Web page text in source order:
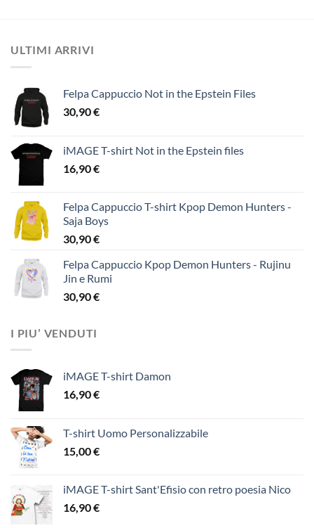
ULTIMI ARRIVI
Felpa Cappuccio Not in the Epstein Files
30,90€
iMAGE T-shirt Not in the Epstein files
16,90€
Felpa Cappuccio T-shirt Kpop Demon Hunters -
Saja Boys
30,90€
Felpa Cappuccio Kpop Demon Hunters - Rujinu
Jin e Rumi
30,90€
I PIU’ VENDUTI
iMAGE T-shirt Damon
16,90€
T-shirt Uomo Personalizzabile
15,00€
iMAGE T-shirt Sant'Efisio con retro poesia Nico
16,90€